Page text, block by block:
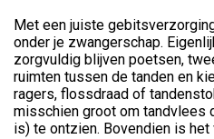
Met een juiste
onder je zwangerschap.
zorgvuldig blijven poetsen,
ruimten tussen de tanden en
ragers, flossdraad of
misschien groot om tandvlees
is) te ontzien. Bovendien is